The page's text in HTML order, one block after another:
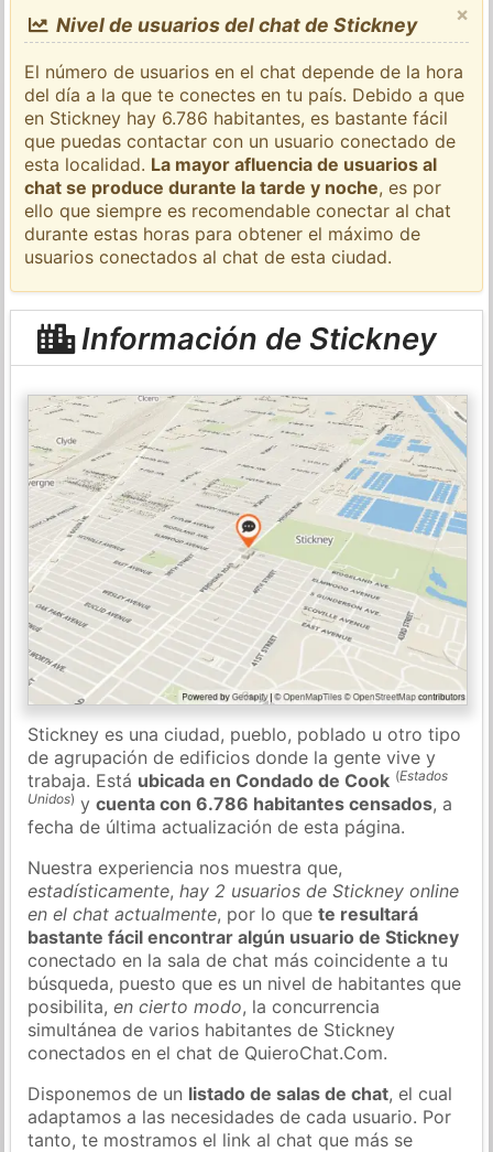
×
Nivel de usuarios del chat de Stickney
El número de usuarios en el chat depende de la hora
del día a la que te conectes en tu país. Debido a que
en Stickney hay 6.786 habitantes, es bastante fácil
que puedas contactar con un usuario conectado de
esta localidad. La mayor afluencia de usuarios al
chat se produce durante la tarde y noche, es por
ello que siempre es recomendable conectar al chat
durante estas horas para obtener el máximo de
usuarios conectados al chat de esta ciudad.
Información de Stickney
Stickney es una ciudad, pueblo, poblado u otro tipo
de agrupación de edificios donde la gente vive y
trabaja. Está ubicada en Condado de Cook (Estados
Unidos) ycuenta con 6.786 habitantes censados, a
fecha de última actualización de esta página.
Nuestra experiencia nos muestra que,
estadísticamente,hay 2 usuarios de Stickney online
en el chat actualmente, por lo quete resultará
bastante fácil encontrar algún usuario de Stickney
conectado en la sala de chat más coincidente a tu
búsqueda, puesto que es un nivel de habitantes que
posibilita,en cierto modo, la concurrencia
simultánea de varios habitantes de Stickney
conectados en el chat de QuieroChat.Com.
Disponemos de un listado de salas de chat, el cual
adaptamos a las necesidades de cada usuario. Por
tanto, te mostramos el link al chat que más se